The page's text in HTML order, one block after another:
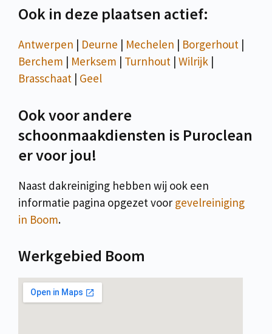
Ook in deze plaatsen actief:
Antwerpen Deurne Mechelen Borgerhout
Berchem
Merksem Turnhout Wilrijk
Brasschaat Geel
Ook voor andere
schoonmaakdiensten is Puroclean
er voor jou!
Naast dakreiniging hebben wij ook een
informatie pagina opgezet voor gevelreiniging
in Boom.
Werkgebied Boom